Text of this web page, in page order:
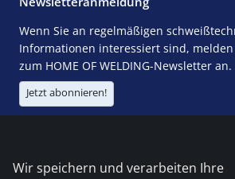
Wenn Sie an regelmäßigen
Informationen interessiert sind, melden
zum HOME OF WELDING-Newsletter an.
Jetzt abonnieren!
Wir speichern und verarbeiten Ihre